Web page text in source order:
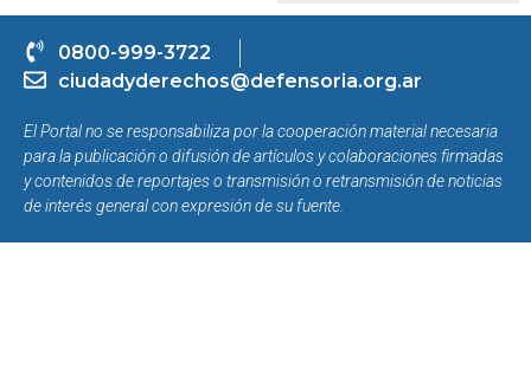
0800-999-3722
ciudadyderechos@defensoria.org.ar
El Portal no se responsabiliza por la cooperación material necesaria
para la publicación o difusión de artículos y colaboraciones firmadas
y contenidos de reportajes o transmisión o retransmisión de noticias
de interés general con expresión de su fuente.